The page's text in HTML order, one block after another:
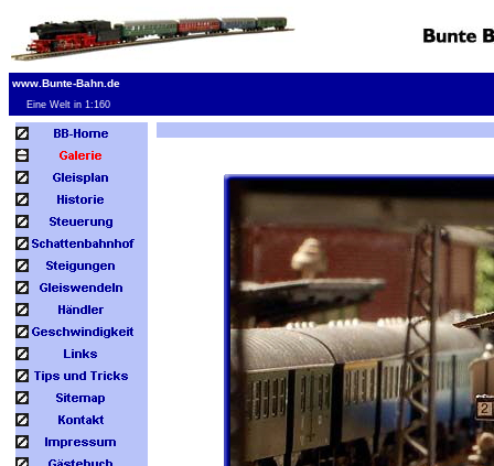
www.Bunte-Bahn.de
Eine Welt in 1:160